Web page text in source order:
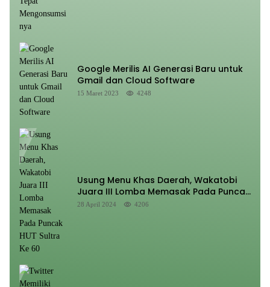
Google Merilis AI Generasi Baru untuk
Gmail dan Cloud Software
15 Maret 2023 4248
Usung Menu Khas Daerah, Wakatobi
Juara III Lomba Memasak Pada Puncak
HUT Sultra Ke 60
28 April 2024 4206